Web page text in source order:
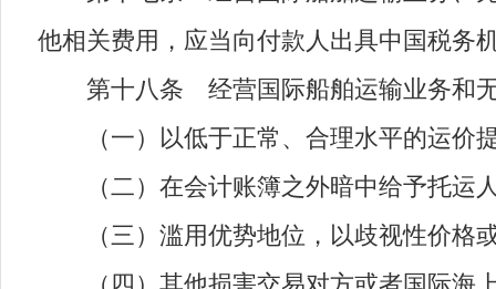
他相关费用，应当向付款人出具中国税务
第十八条 经营国际船舶运输业务和无
（一）以低于正常、合理水平的运价
（二）在会计账簿之外暗中给予托运
（三）滥用优势地位，以歧视性价格